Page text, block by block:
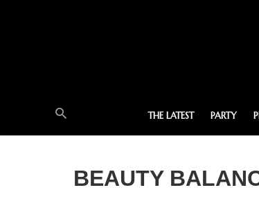
THE LATEST PARTY
BEAUTY